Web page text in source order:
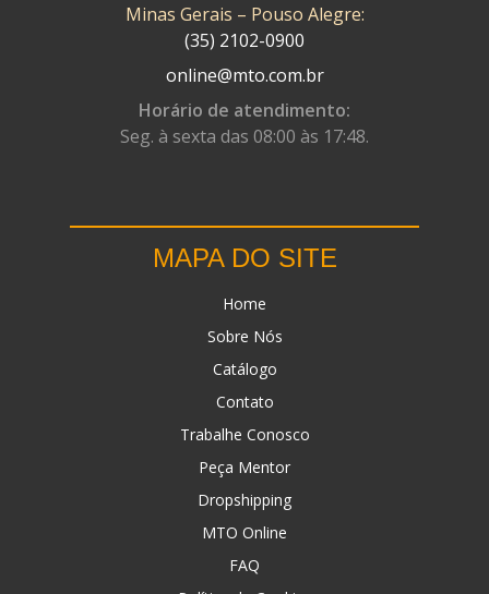
Minas Gerais – Pouso Alegre:
(35) 2102-0900
online@mto.com.br
Horário de atendimento:
Seg. à sexta das 08:00 às 17:48.
MAPA DO SITE
Home
Sobre Nós
Catálogo
Contato
Trabalhe Conosco
Peça Mentor
Dropshipping
MTO Online
FAQ